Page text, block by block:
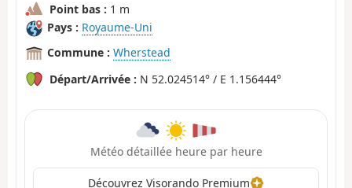
Point bas : 1 m
Pays : Royaume-Uni
Commune : Wherstead
Départ/Arrivée : N 52.024514° / E 1.156444°
Météo détaillée heure par heure
Découvrez Visorando Premium